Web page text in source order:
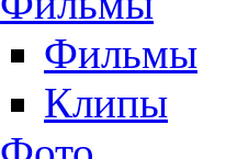
Фильмы
Клипы